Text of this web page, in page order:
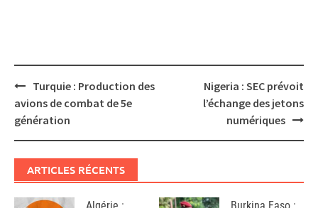
Post
navigation
Turquie : Production des
avions de combat de 5e
génération
Nigeria : SEC prévoit
l’échange des jetons
numériques
ARTICLES RÉCENTS